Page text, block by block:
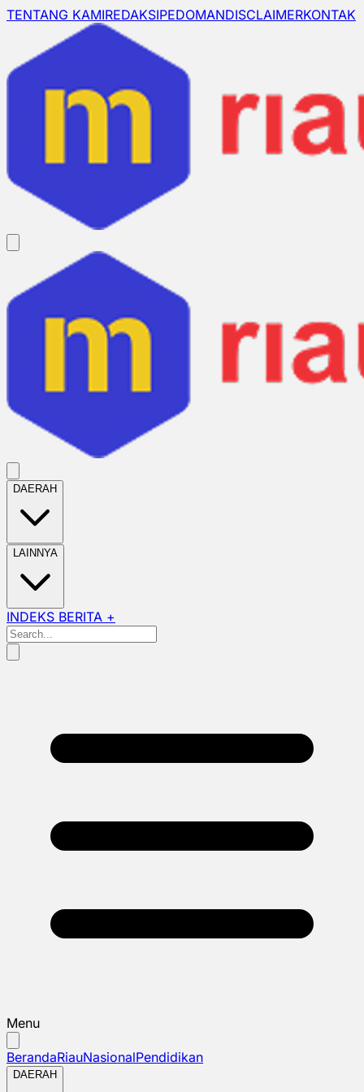
TENTANG KAMIREDAKSIPEDOMANDISCLAIMERKONTAK
DAERAH
LAINNYA
INDEKS BERITA +
Menu
BerandaRiauNasionalPendidikan
DAERAH